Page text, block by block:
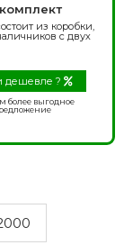
из коробки,
с двух
дешевле ?
более выгодное